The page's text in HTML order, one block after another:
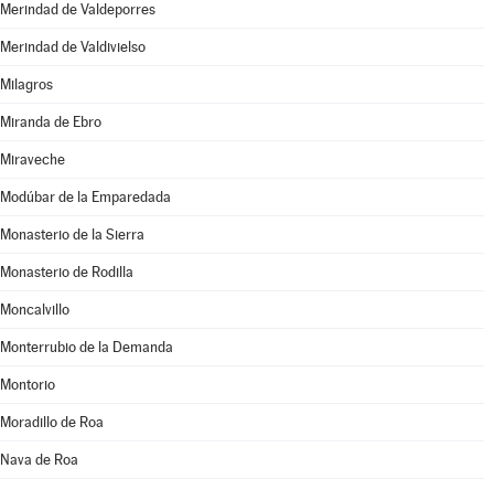
Merindad de Valdeporres
Merindad de Valdivielso
Milagros
Miranda de Ebro
Miraveche
Modúbar de la Emparedada
Monasterio de la Sierra
Monasterio de Rodilla
Moncalvillo
Monterrubio de la Demanda
Montorio
Moradillo de Roa
Nava de Roa